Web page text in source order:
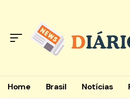
Home Brasil Notícias